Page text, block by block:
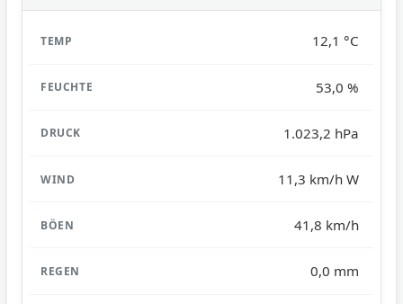
12,1 °C
53,0 %
1.023,2 hPa
11,3 km/h W
41,8 km/h
0,0 mm